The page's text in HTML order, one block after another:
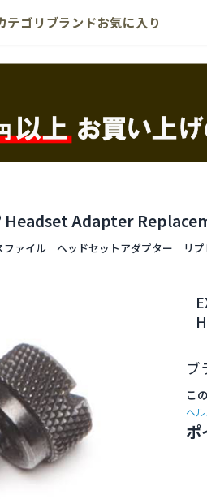
テゴリ ブランドお気に入り
Headset Adapter
ファイル ヘッドセットアダプター リ
ブ
こ
ヘ
ポ